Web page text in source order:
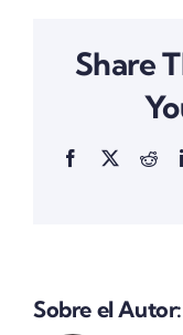
Share
Facebook
X
Sobre el Autor: